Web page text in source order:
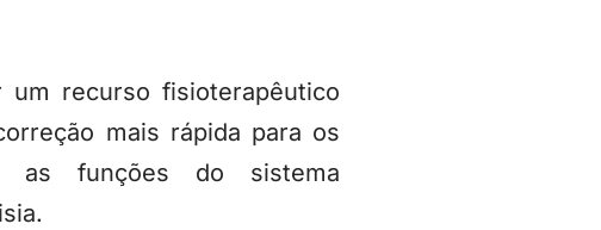
recurso fisioterapêutico
mais rápida para os
as funções do sistema